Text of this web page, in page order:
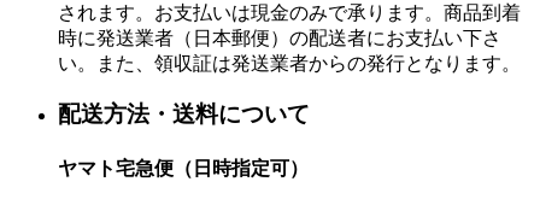
されます。お支払いは現金のみで承ります。商品到着
時に発送業者（日本郵便）の配送者にお支払い下さ
い。また、領収証は発送業者からの発行となります。
配送方法・送料について
ヤマト宅急便（日時指定可）